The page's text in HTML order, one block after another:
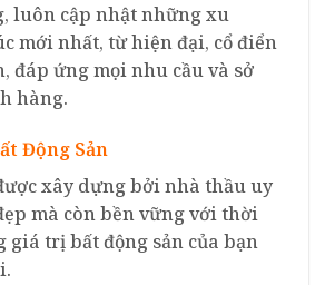
luôn cập nhật những xu
mới nhất, từ hiện đại, cổ điển
đáp ứng mọi nhu cầu và sở
hàng.
Động Sản
xây dựng bởi nhà thầu uy
mà còn bền vững với thời
giá trị bất động sản của bạn